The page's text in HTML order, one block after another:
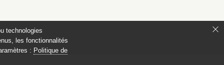
technologies
les fonctionnalités
: Politique de